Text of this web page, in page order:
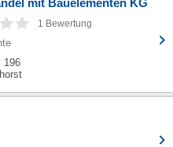
mit Bauelementen KG
1 Bewertung
196